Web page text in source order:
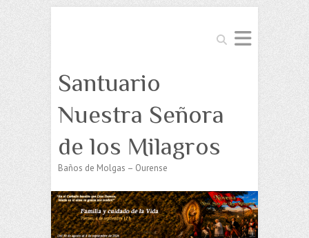
Buscar
Santuario
Nuestra Señora
de los Milagros
Baños de Molgas – Ourense